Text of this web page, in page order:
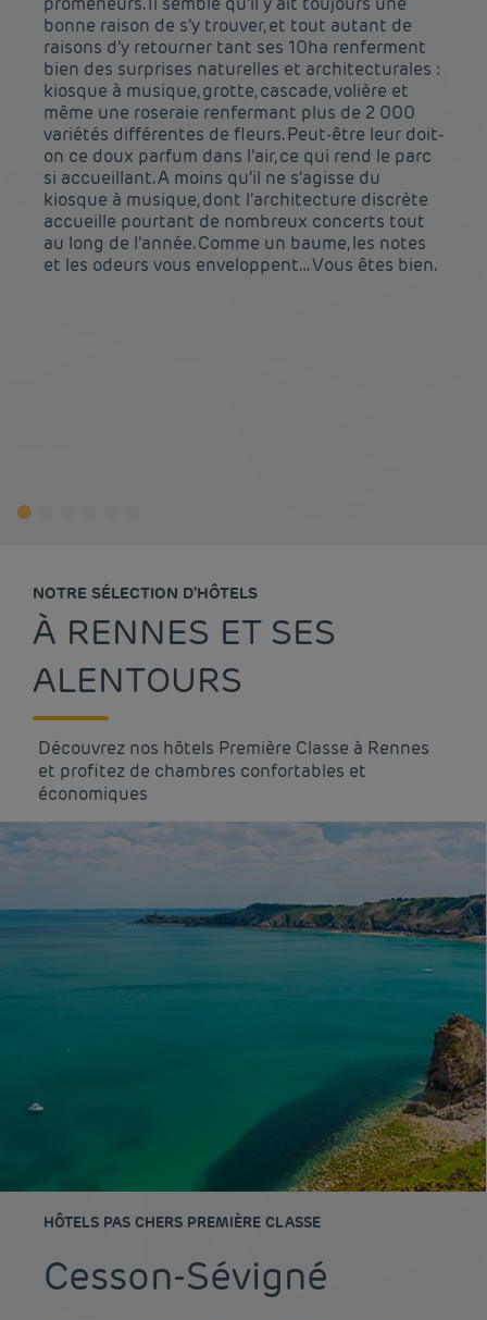
bonne raison de s’y trouver, et tout autant de
raisons d’y retourner tant ses 10ha renferment
bien des surprises naturelles et architecturales :
kiosque à musique, grotte, cascade, volière et
même une roseraie renfermant plus de 2 000
variétés différentes de fleurs. Peut-être leur doit-
on ce doux parfum dans l’air, ce qui rend le parc
si accueillant. A moins qu’il ne s’agisse du
kiosque à musique, dont l’architecture discrète
accueille pourtant de nombreux concerts tout
au long de l’année. Comme un baume, les notes
et les odeurs vous enveloppent… Vous êtes bien.
NOTRE SÉLECTION D'HÔTELS
À RENNES ET SES
ALENTOURS
Découvrez nos hôtels Première Classe à Rennes
et profitez de chambres confortables et
économiques
HÔTELS PAS CHERS PREMIÈRE CLASSE
Cesson-Sévigné